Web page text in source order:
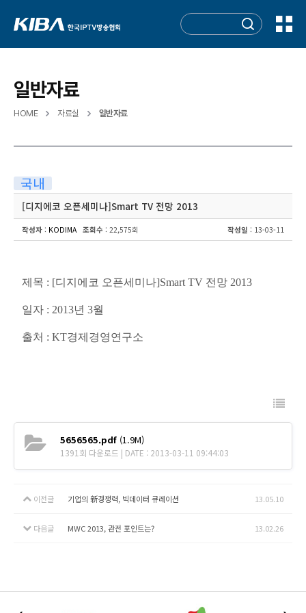
일반자료
HOME 자료실 일반자료
국내
[디지에코 오픈세미나]Smart TV 전망 2013
작성자 : KODIMA 조회수 : 22,575회 작성일 : 13-03-11
제목 : [디지에코 오픈세미나]Smart TV 전망 2013
일자 : 2013년 3월
출처 : KT경제경영연구소
5656565.pdf (1.9M)
1391회 다운로드 | DATE : 2013-03-11 09:44:03
이전글 기업의 新경쟁력, 빅데이터 큐레이션 13.05.10
다음글 MWC 2013, 관전 포인트는? 13.02.26